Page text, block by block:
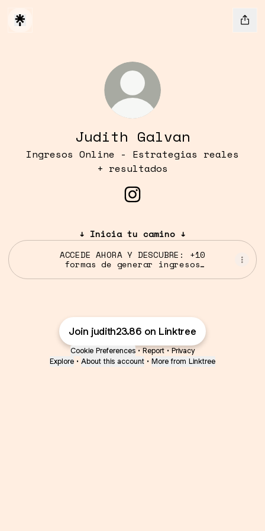
Judith Galvan
Ingresos Online - Estrategias reales
+ resultados
↓ Inicia tu camino ↓
ACCEDE AHORA Y DESCUBRE: +10
formas de generar ingresos
Join judith23.86 on Linktree
Cookie Preferences • Report • Privacy
Explore • About this account • More from Linktree